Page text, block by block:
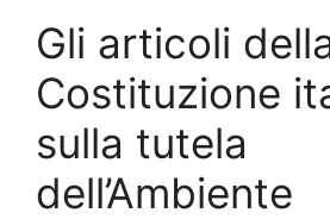
Gli articoli
Costituzione
sulla tutela
dell’Ambiente